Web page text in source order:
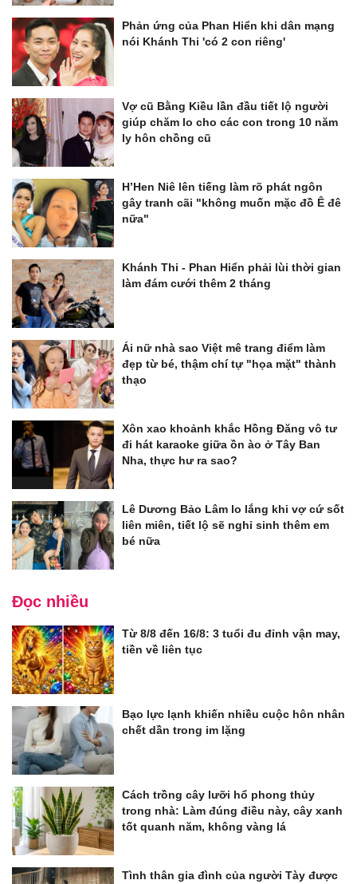
Phản ứng của Phan Hiển khi dân mạng
nói Khánh Thi 'có 2 con riêng'
Vợ cũ Bằng Kiều lần đầu tiết lộ người
giúp chăm lo cho các con trong 10 năm
ly hôn chồng cũ
H’Hen Niê lên tiếng làm rõ phát ngôn
gây tranh cãi "không muốn mặc đồ Ê đê
nữa"
Khánh Thi - Phan Hiển phải lùi thời gian
làm đám cưới thêm 2 tháng
Ái nữ nhà sao Việt mê trang điểm làm
đẹp từ bé, thậm chí tự "họa mặt" thành
thạo
Xôn xao khoảnh khắc Hồng Đăng vô tư
đi hát karaoke giữa ồn ào ở Tây Ban
Nha, thực hư ra sao?
Lê Dương Bảo Lâm lo lắng khi vợ cứ sốt
liên miên, tiết lộ sẽ nghỉ sinh thêm em
bé nữa
Đọc nhiều
Từ 8/8 đến 16/8: 3 tuổi đu đỉnh vận may,
tiền về liên tục
Bạo lực lạnh khiến nhiều cuộc hôn nhân
chết dần trong im lặng
Cách trồng cây lưỡi hổ phong thủy
trong nhà: Làm đúng điều này, cây xanh
tốt quanh năm, không vàng lá
Tình thân gia đình của người Tày được